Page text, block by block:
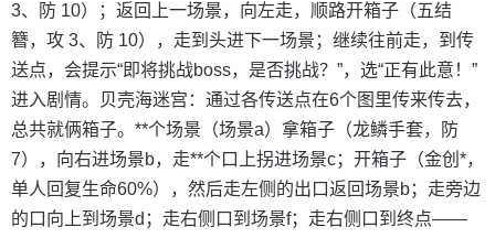
3、防 10）；返回上一场景，向左走，顺路开箱子（五结
簪，攻 3、防 10），走到头进下一场景；继续往前走，到传
送点，会提示“即将挑战boss，是否挑战？”，选“正有此意！”
进入剧情。贝壳海迷宫：通过各传送点在6个图里传来传去，
总共就俩箱子。**个场景（场景a）拿箱子（龙鳞手套，防
7），向右进场景b，走**个口上拐进场景c；开箱子（金创*，
单人回复生命60%），然后走左侧的出口返回场景b；走旁边
的口向上到场景d；走右侧口到场景f；走右侧口到终点——